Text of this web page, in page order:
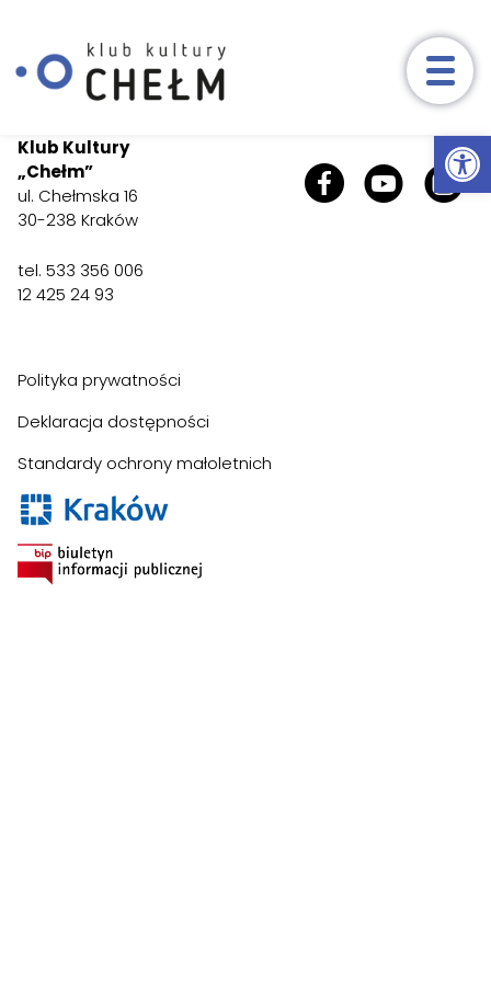
Przeskocz do treści
Aktualności
Zajęcia
Nasze zajęcia
Konkursy
O nas
Kontakt
Szukaj:
Klub Kultury
„Chełm”
ul. Chełmska 16
30-238 Kraków
tel. 533 356 006
12 425 24 93
Polityka prywatności
Deklaracja dostępności
Standardy ochrony małoletnich